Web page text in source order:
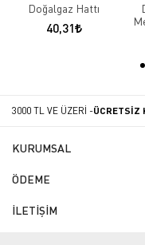
Doğalgaz Hattı
40,31
3000 TL VE ÜZERİ -ÜCRETSİZ
KURUMSAL
ÖDEME
İLETİŞİM